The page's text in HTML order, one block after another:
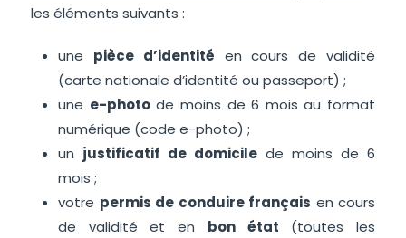
les éléments suivants :
une pièce d’identité en cours de validité
(carte nationale d’identité ou passeport) ;
une e-photode moins de 6 mois au format
numérique (code e-photo) ;
un justificatif de domicile de moins de 6
mois ;
votre permis de conduire français en cours
de validité et en bon état (toutes les